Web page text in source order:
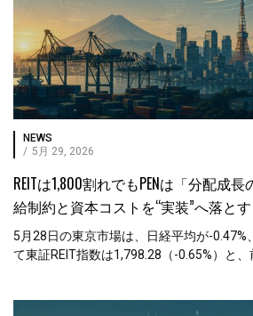
NEWS
/ 5月 29, 2026
REITは1,800割れでもPENは「分配成
給制約と資本コストを“実装”へ落とす
5月28日の東京市場は、日経平均が-0.47%
て東証REIT指数は1,798.28（-0.65%）と、